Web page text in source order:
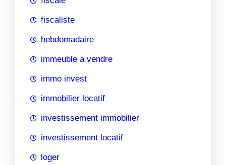
fiscaliste
hebdomadaire
immeuble a vendre
immo invest
immobilier locatif
investissement immobilier
investissement locatif
loger